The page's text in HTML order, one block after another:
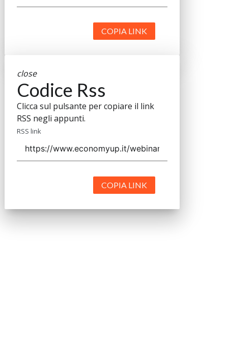
COPIA LINK
close
Codice Rss
Clicca sul pulsante per copiare il link
RSS negli appunti.
RSS link
COPIA LINK